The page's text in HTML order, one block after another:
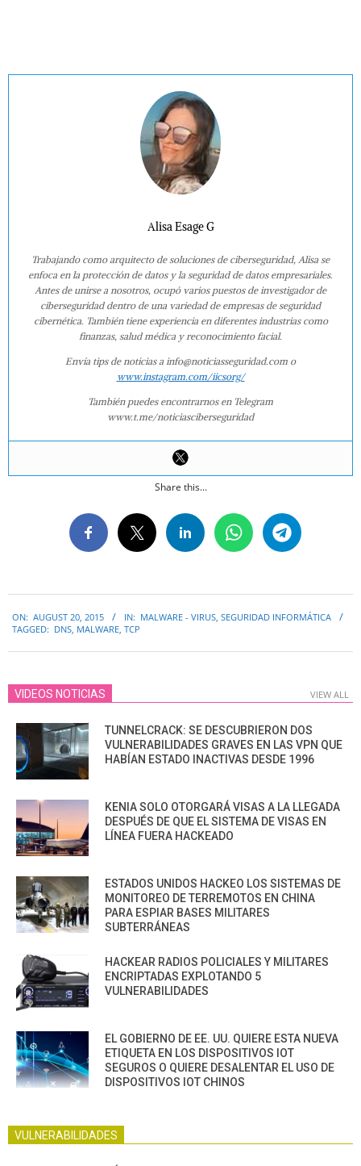
Alisa Esage G
Trabajando como arquitecto de soluciones de ciberseguridad, Alisa se
enfoca en la protección de datos y la seguridad de datos empresariales.
Antes de unirse a nosotros, ocupó varios puestos de investigador de
ciberseguridad dentro de una variedad de empresas de seguridad
cibernética. También tiene experiencia en diferentes industrias como
finanzas, salud médica y reconocimiento facial.
Envía tips de noticias a info@noticiasseguridad.com o
www.instagram.com/iicsorg/
También puedes encontrarnos en Telegram
www.t.me/noticiasciberseguridad
Share this...
08-
ON: AUGUST 20, 2015 IN: MALWARE - VIRUS, SEGURIDAD INFORMÁTICA
TAGGED: DNS, MALWARE, TCP
VIDEOS NOTICIAS VIEW ALL
TUNNELCRACK: SE DESCUBRIERON DOS
VULNERABILIDADES GRAVES EN LAS VPN QUE
HABÍAN ESTADO INACTIVAS DESDE 1996
KENIA SOLO OTORGARÁ VISAS A LA LLEGADA
DESPUÉS DE QUE EL SISTEMA DE VISAS EN
LÍNEA FUERA HACKEADO
ESTADOS UNIDOS HACKEO LOS SISTEMAS DE
MONITOREO DE TERREMOTOS EN CHINA
PARA ESPIAR BASES MILITARES
SUBTERRÁNEAS
HACKEAR RADIOS POLICIALES Y MILITARES
ENCRIPTADAS EXPLOTANDO 5
VULNERABILIDADES
EL GOBIERNO DE EE. UU. QUIERE ESTA NUEVA
ETIQUETA EN LOS DISPOSITIVOS IOT
SEGUROS O QUIERE DESALENTAR EL USO DE
DISPOSITIVOS IOT CHINOS
VULNERABILIDADES